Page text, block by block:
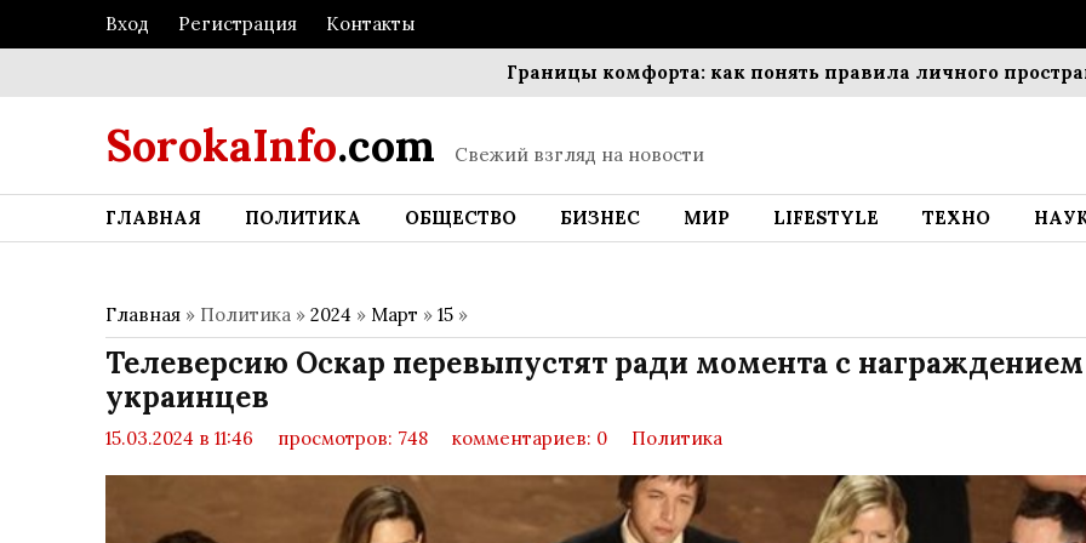
Вход Регистрация Контакты
Границы комфорта: как понять правила личного
SorokaInfo.com Свежий взгляд на новости
ГЛАВНАЯ ПОЛИТИКА ОБЩЕСТВО БИЗНЕС МИР LIFESTYLE ТЕХНО
Главная » Политика » 2024 » Март » 15 »
Телеверсию Оскар перевыпустят ради момента с награждением
украинцев
15.03.2024 в 11:46 просмотров: 748 комментариев: 0 Политика